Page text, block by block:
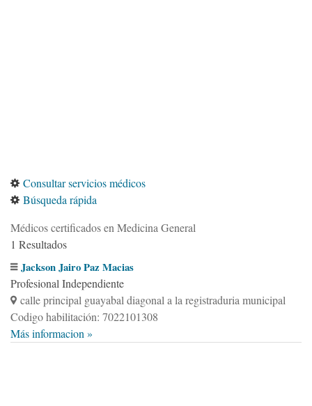
Consultar servicios médicos
Búsqueda rápida
Médicos certificados en Medicina General
1 Resultados
Jackson Jairo Paz Macias
Profesional Independiente
calle principal guayabal diagonal a la registraduria municipal
Codigo habilitación: 7022101308
Más informacion »